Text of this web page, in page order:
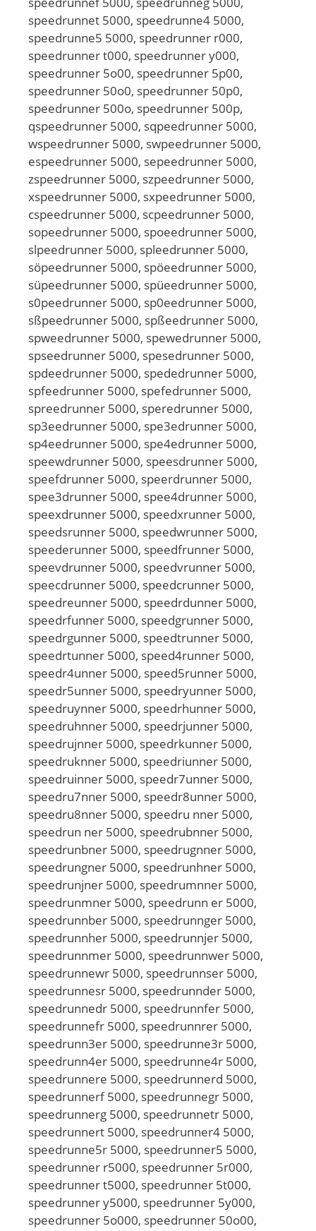
speedrunnet 5000, speedrunne4 5000,
speedrunne5 5000, speedrunner r000,
speedrunner t000, speedrunner y000,
speedrunner 5o00, speedrunner 5p00,
speedrunner 50o0, speedrunner 50p0,
speedrunner 500o, speedrunner 500p,
qspeedrunner 5000, sqpeedrunner 5000,
wspeedrunner 5000, swpeedrunner 5000,
espeedrunner 5000, sepeedrunner 5000,
zspeedrunner 5000, szpeedrunner 5000,
xspeedrunner 5000, sxpeedrunner 5000,
cspeedrunner 5000, scpeedrunner 5000,
sopeedrunner 5000, spoeedrunner 5000,
slpeedrunner 5000, spleedrunner 5000,
söpeedrunner 5000, spöeedrunner 5000,
süpeedrunner 5000, spüeedrunner 5000,
s0peedrunner 5000, sp0eedrunner 5000,
sßpeedrunner 5000, spßeedrunner 5000,
spweedrunner 5000, spewedrunner 5000,
spseedrunner 5000, spesedrunner 5000,
spdeedrunner 5000, spededrunner 5000,
spfeedrunner 5000, spefedrunner 5000,
spreedrunner 5000, speredrunner 5000,
sp3eedrunner 5000, spe3edrunner 5000,
sp4eedrunner 5000, spe4edrunner 5000,
speewdrunner 5000, speesdrunner 5000,
speefdrunner 5000, speerdrunner 5000,
spee3drunner 5000, spee4drunner 5000,
speexdrunner 5000, speedxrunner 5000,
speedsrunner 5000, speedwrunner 5000,
speederunner 5000, speedfrunner 5000,
speevdrunner 5000, speedvrunner 5000,
speecdrunner 5000, speedcrunner 5000,
speedreunner 5000, speedrdunner 5000,
speedrfunner 5000, speedgrunner 5000,
speedrgunner 5000, speedtrunner 5000,
speedrtunner 5000, speed4runner 5000,
speedr4unner 5000, speed5runner 5000,
speedr5unner 5000, speedryunner 5000,
speedruynner 5000, speedrhunner 5000,
speedruhnner 5000, speedrjunner 5000,
speedrujnner 5000, speedrkunner 5000,
speedruknner 5000, speedriunner 5000,
speedruinner 5000, speedr7unner 5000,
speedru7nner 5000, speedr8unner 5000,
speedru8nner 5000, speedru nner 5000,
speedrun ner 5000, speedrubnner 5000,
speedrunbner 5000, speedrugnner 5000,
speedrungner 5000, speedrunhner 5000,
speedrunjner 5000, speedrumnner 5000,
speedrunmner 5000, speedrunn er 5000,
speedrunnber 5000, speedrunnger 5000,
speedrunnher 5000, speedrunnjer 5000,
speedrunnmer 5000, speedrunnwer 5000,
speedrunnewr 5000, speedrunnser 5000,
speedrunnesr 5000, speedrunnder 5000,
speedrunnedr 5000, speedrunnfer 5000,
speedrunnefr 5000, speedrunnrer 5000,
speedrunn3er 5000, speedrunne3r 5000,
speedrunn4er 5000, speedrunne4r 5000,
speedrunnere 5000, speedrunnerd 5000,
speedrunnerf 5000, speedrunnegr 5000,
speedrunnerg 5000, speedrunnetr 5000,
speedrunnert 5000, speedrunner4 5000,
speedrunne5r 5000, speedrunner5 5000,
speedrunner r5000, speedrunner 5r000,
speedrunner t5000, speedrunner 5t000,
speedrunner y5000, speedrunner 5y000,
speedrunner 5o000, speedrunner 50o00,